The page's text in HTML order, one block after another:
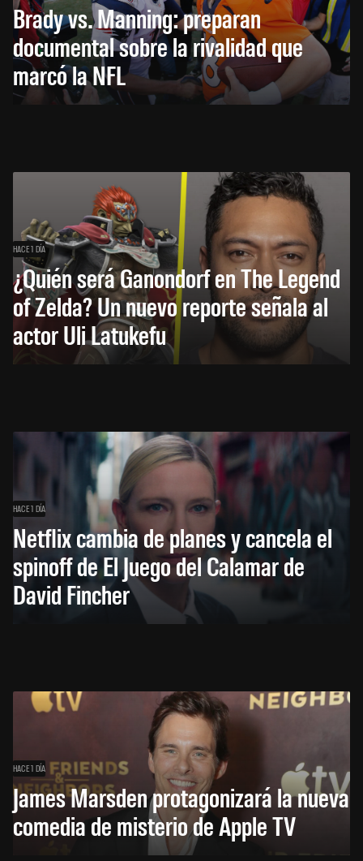
Brady vs. Manning: preparan
documental sobre la rivalidad que
marcó la NFL
HACE 1 DÍA
¿Quién será Ganondorf en The Legend
of Zelda? Un nuevo reporte señala al
actor Uli Latukefu
HACE 1 DÍA
Netflix cambia de planes y cancela el
spinoff de El Juego del Calamar de
David Fincher
HACE 1 DÍA
James Marsden protagonizará la nueva
comedia de misterio de Apple TV